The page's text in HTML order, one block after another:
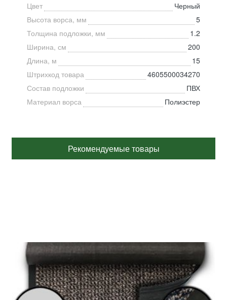
Цвет
Черный
Высота ворса, мм
5
Толщина подложки, мм
1.2
Ширина, см
200
Длина, м
15
Штрихкод товара
4605500034270
Состав подложки
ПВХ
Материал ворса
Полиэстер
Рекомендуемые товары